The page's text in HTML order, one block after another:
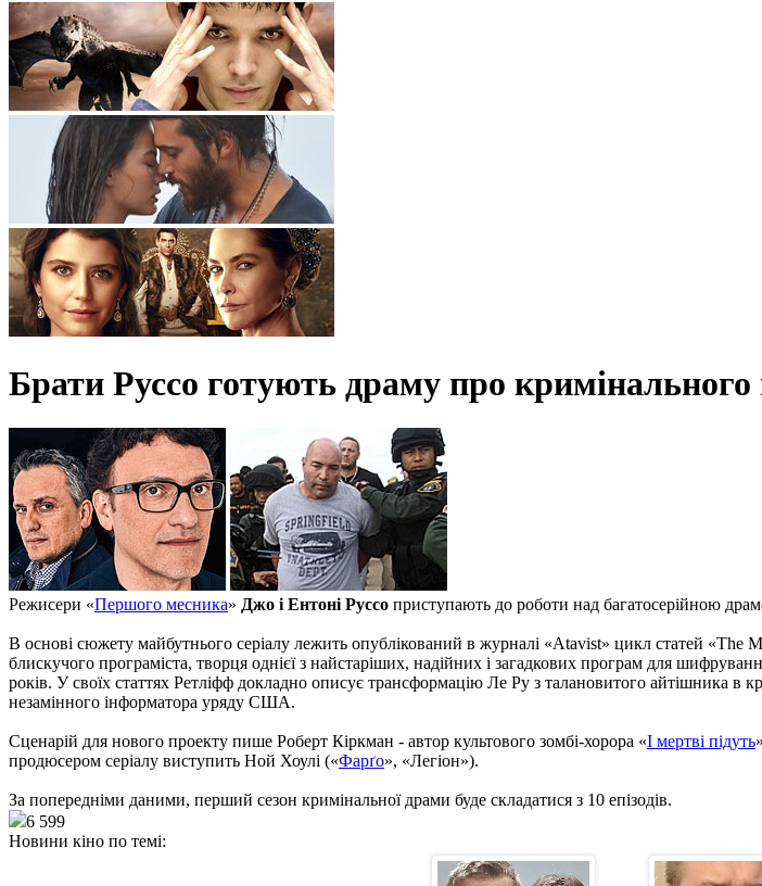
Брати Руссо готують драму про кримінального
Режисери «Першого месника» Джо і Ентоні Руссо приступають до роботи над багатосерійною
В основі сюжету майбутнього серіалу лежить опублікований в журналі «Atavist» цикл статей «The
блискучого програміста, творця однієї з найстаріших, надійних і загадкових програм для
років. У своїх статтях Ретліфф докладно описує трансформацію Ле Ру з талановитого айтішника в
незамінного інформатора уряду США.
Сценарій для нового проекту пише Роберт Кіркман - автор культового зомбі-хорора «І мертві підуть
продюсером серіалу виступить Ной Хоулі («Фарґо», «Легіон»).
За попередніми даними, перший сезон кримінальної драми буде складатися з 10 епізодів.
6 599
Новини кіно по темі: